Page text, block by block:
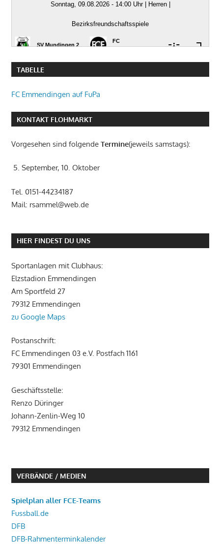
TABELLE
FC Emmendingen auf FuPa
KONTAKT FLOHMARKT
Vorgesehen sind folgende Termine(jeweils samstags):
5. September, 10. Oktober
Tel. 0151-44234187
Mail: rsammel@web.de
HIER FINDEST DU UNS
Sportanlagen mit Clubhaus:
Elzstadion Emmendingen
Am Sportfeld 27
79312 Emmendingen
zu Google Maps
Postanschrift:
FC Emmendingen 03 e.V. Postfach 1161
79301 Emmendingen
Geschäftsstelle:
Renzo Düringer
Johann-Zenlin-Weg 10
79312 Emmendingen
VERBÄNDE / MEDIEN
Spielplan aller FCE-Teams
Fussball.de
DFB
DFB-Rahmenterminkalender